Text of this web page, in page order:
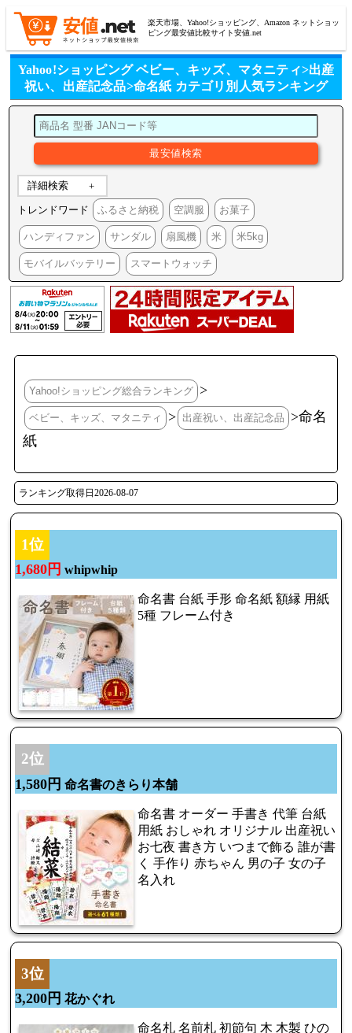
楽天市場、Yahoo!ショッピング、Amazon ネットショッ
ピング最安値比較サイト安値.net
Yahoo!ショッピング ベビー、キッズ、マタニティ>出産
祝い、出産記念品>命名紙 カテゴリ別人気ランキング
詳細検索
トレンドワード ふるさと納税 空調服 お菓子
ハンディファン サンダル 扇風機 米 米5kg
モバイルバッテリー スマートウォッチ
Yahoo!ショッピング総合ランキング >
ベビー、キッズ、マタニティ > 出産祝い、出産記念品
>命名
紙
ランキング取得日2026-08-07
1位
1,680円 whipwhip
命名書 台紙 手形 命名紙 額縁 用紙
5種 フレーム付き
2位
1,580円 命名書のきらり本舗
命名書 オーダー 手書き 代筆 台紙
用紙 おしゃれ オリジナル 出産祝い
お七夜 書き方 いつまで飾る 誰が書
く 手作り 赤ちゃん 男の子 女の子
名入れ
3位
3,200円 花かぐれ
命名札 名前札 初節句 木 木製 ひの